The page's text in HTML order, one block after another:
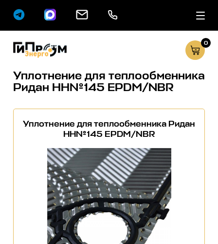
Сервисные
0
Уплотнение для теплообменника
Ридан НН№145 EPDM/NBR
Уплотнение для теплообменника Ридан
НН№145 EPDM/NBR